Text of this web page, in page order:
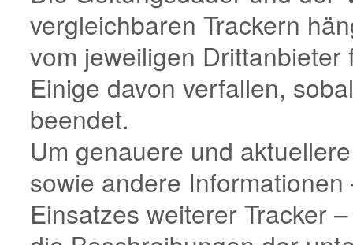
vergleichbaren Trackern
vom jeweiligen
Einige davon verfallen,
beendet.
Um genauere und
sowie andere
Einsatzes weiterer Tracker